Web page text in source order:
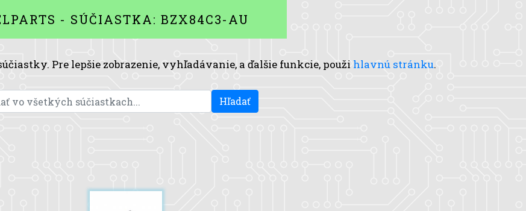
- SÚČIASTKA: BZX84C3-AU
Pre lepšie zobrazenie, vyhľadávanie, a ďalšie funkcie, použi hlavnú stránku.
Hľadať